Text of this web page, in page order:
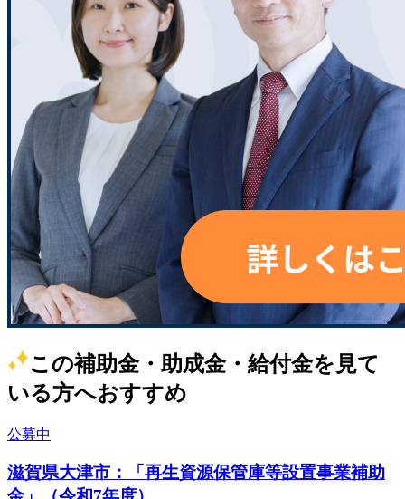
この補助金・助成金・給付金を見て
いる方へおすすめ
公募中
滋賀県大津市：「再生資源保管庫等設置事業補助